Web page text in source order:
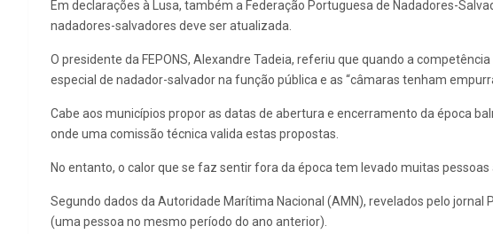
Em declarações à Lusa, também a Federação Portuguesa de Nadadores-
nadadores-salvadores deve ser atualizada.
O presidente da FEPONS, Alexandre Tadeia, referiu que quando a
especial de nadador-salvador na função pública e as “câmaras tenham
Cabe aos municípios propor as datas de abertura e encerramento da época
onde uma comissão técnica valida estas propostas.
No entanto, o calor que se faz sentir fora da época tem levado muitas
Segundo dados da Autoridade Marítima Nacional (AMN), revelados pelo
(uma pessoa no mesmo período do ano anterior).